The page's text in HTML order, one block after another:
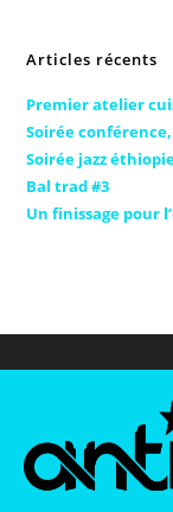
Articles récents
Premier atelier
Soirée
Soirée jazz
Bal trad #3
Un finissage pour